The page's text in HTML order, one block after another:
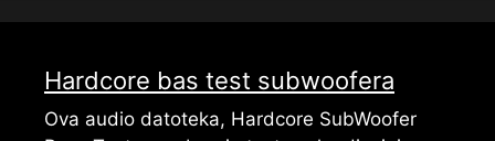
Hardcore bas test subwoofera
Ova audio datoteka, Hardcore SubWoofer